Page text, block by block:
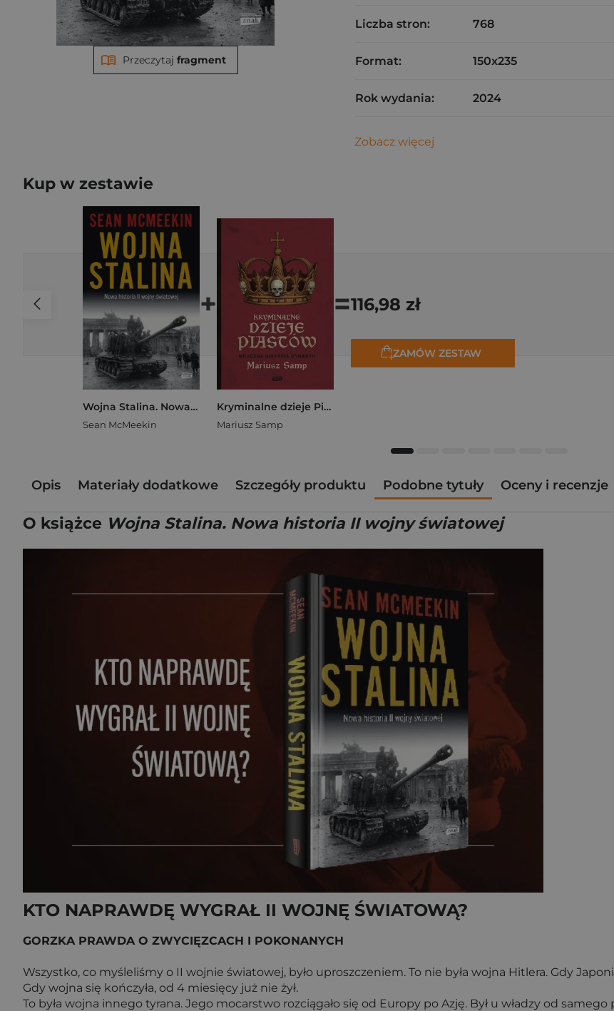
Przeczytaj fragment
Liczba stron: 768
Format: 150x235
Rok wydania: 2024
Zobacz więcej
Kup w zestawie
Wojna Stalina. Nowa historia II wojny światowej
Sean McMeekin
+
Kryminalne dzieje Piastów. Mroczna historia dynastii
Mariusz Samp
=116,98 zł
ZAMÓW ZESTAW
Opis Materiały dodatkowe Szczegóły produktu Podobne tytuły Oceny i recenzje
O książce Wojna Stalina. Nowa historia II wojny światowej
KTO NAPRAWDĘ WYGRAŁ II WOJNĘ ŚWIATOWĄ?
GORZKA PRAWDA O ZWYCIĘZCACH I POKONANYCH
Wszystko, co myśleliśmy o II wojnie światowej, było uproszczeniem. To nie była wojna Hitlera. Gdy
Gdy wojna się kończyła, od 4 miesięcy już nie żył.
To była wojna innego tyrana. Jego mocarstwo rozciągało się od Europy po Azję. Był u władzy od